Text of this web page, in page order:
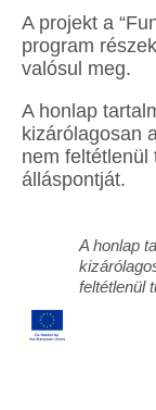
A projekt a
program
valósul meg.
A honlap
kizárólagosan
nem feltétlenül
álláspontját.
A honlap
feltétlenül